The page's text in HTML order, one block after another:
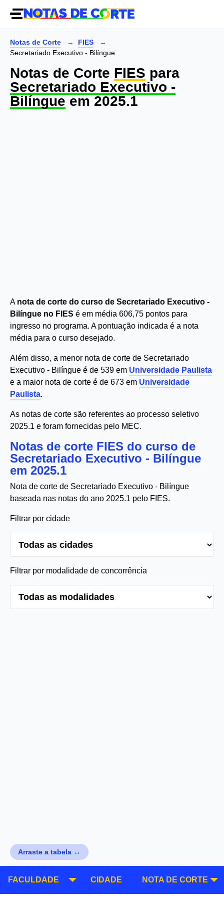
Notas de Corte
FIES
Secretariado Executivo - Bilíngue
Notas de Corte FIES para
Secretariado Executivo -
Bilíngue em 2025.1
A nota de corte do curso de Secretariado Executivo -
Bilíngue no FIES é em média 606,75 pontos para
ingresso no programa. A pontuação indicada é a nota
média para o curso desejado.
Além disso, a menor nota de corte de Secretariado
Executivo - Bilíngue é de 539 em Universidade Paulista
e a maior nota de corte é de 673 em Universidade
Paulista.
As notas de corte são referentes ao processo seletivo
2025.1 e foram fornecidas pelo MEC.
Notas de corte FIES do curso de
Secretariado Executivo - Bilíngue
em 2025.1
Nota de corte de Secretariado Executivo - Bilíngue
baseada nas notas do ano 2025.1 pelo FIES.
Filtrar por cidade
Filtrar por modalidade de concorrência
Arraste a tabela ↔
FACULDADE CIDADE NOTA DE CORTE